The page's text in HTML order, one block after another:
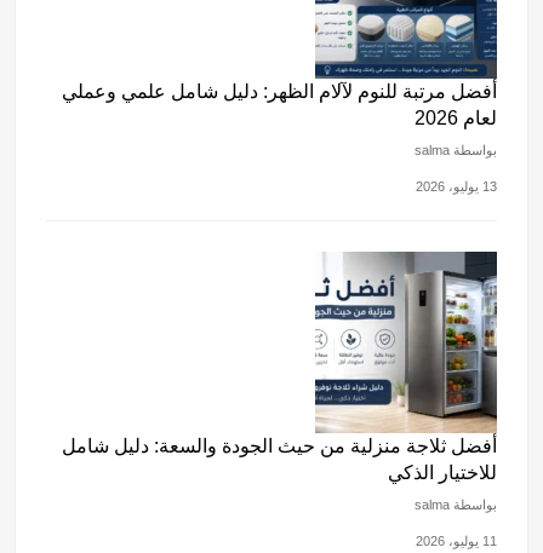
أفضل مرتبة للنوم لآلام الظهر: دليل شامل علمي وعملي
لعام 2026
بواسطة salma
13 يوليو، 2026
أفضل ثلاجة منزلية من حيث الجودة والسعة: دليل شامل
للاختيار الذكي
بواسطة salma
11 يوليو، 2026